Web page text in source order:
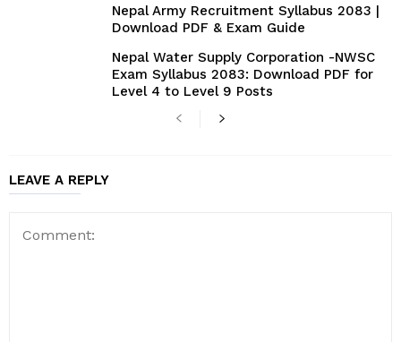
Nepal Army Recruitment Syllabus 2083 |
Download PDF & Exam Guide
Nepal Water Supply Corporation -NWSC
Exam Syllabus 2083: Download PDF for
Level 4 to Level 9 Posts
LEAVE A REPLY